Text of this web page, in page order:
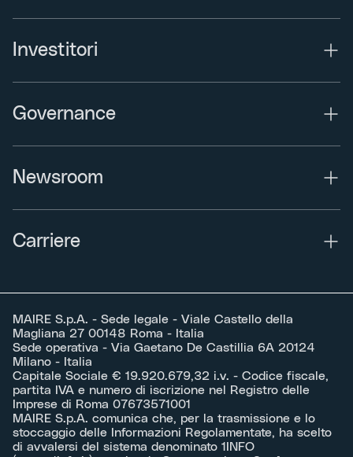
Investitori
Governance
Newsroom
Carriere
MAIRE S.p.A. - Sede legale - Viale Castello della
Magliana 27 00148 Roma - Italia
Sede operativa - Via Gaetano De Castillia 6A 20124
Milano - Italia
Capitale Sociale € 19.920.679,32 i.v. - Codice fiscale,
partita IVA e numero di iscrizione nel Registro delle
Imprese di Roma 07673571001
MAIRE S.p.A. comunica che, per la trasmissione e lo
stoccaggio delle Informazioni Regolamentate, ha scelto
di avvalersi del sistema denominato 1INFO